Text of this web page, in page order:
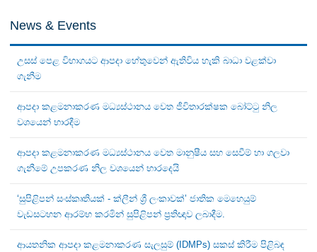
News & Events
උසස් පෙළ විභාගයට ආපදා හේතුවෙන් ඇතිවිය හැකි බාධා වළක්වා
ගැනීම
ආපදා කළමනාකරණ මධ්‍යස්ථානය වෙත ජීවිතාරක්ෂක බෝට්ටු නිල
වශයෙන් භාරදීම
ආපදා කළමනාකරණ මධ්‍යස්ථානය වෙත මානුෂීය සහ සෙවීම් හා ගලවා
ගැනීමේ උපකරණ නිල වශයෙන් භාරදෙයි
‘සුපිළිපන් සංස්කෘතියක් - ක්ලීන් ශ්‍රී ලංකාවක්’ ජාතික මෙහෙයුම්
වැඩසටහන ආරම්භ කරමින් සුපිළිපන් ප්‍රතිඥාව ලබාදීම.
ආයතනික ආපදා කළමනාකරණ සැලසුම් (IDMPs) සකස් කිරීම පිළිබඳ